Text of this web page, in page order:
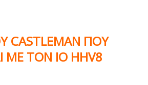
CASTLEMAN ΠΟΥ
ΜΕ ΤΟΝ ΙΟ HHV8